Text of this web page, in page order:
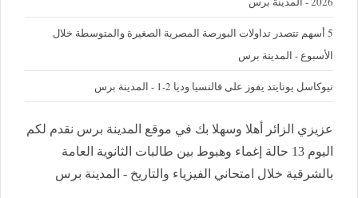
5 أسهم تتصدر تداولات البورصة المصرية الصغيرة والمتوسطة خلال
الأسبوع - المدينة برس
نيوكاسل يونايتد يفوز على فالنسيا وديا 2-1 - المدينة برس
عزيزي الزائر أهلا وسهلا بك في موقع المدينة برس نقدم لكم
اليوم 13 حالة إغماء وهبوط بين طالبات الثانوية العامة
بالشرقية خلال امتحاني الفيزياء والتاريخ - المدينة برس